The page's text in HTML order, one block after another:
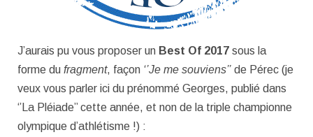
J’aurais pu vous proposer un Best Of 2017 sous la
forme du fragment, façon ‘’Je me souviens’’ de Pérec (je
veux vous parler ici du prénommé Georges, publié dans
‘’La Pléiade’’ cette année, et non de la triple championne
olympique d’athlétisme !) :